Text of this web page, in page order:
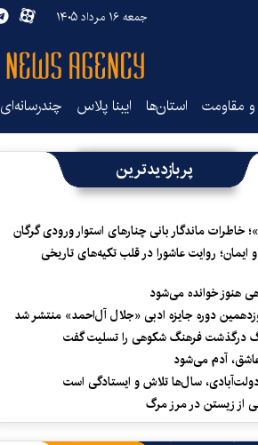
جمعه ۱۶ مرداد ۱۴۰۵
مقاومت استان‌ها ایبنا پلاس چندرسانه‌ای
پربازدیدترین
خاطرات ماندگار بانی چنارهای استوار ورودی گرگان
ایمان؛ روایت عاشورا در قلب تکیه‌های تاریخی
هنوز خوانده می‌شود
دوره جایزه ادبی «جلال آل‌احمد» منتشر شد
درگذشت فرهنگ شکوهی را تسلیت گفت
آدم می‌شود
سال‌ها تلاش و ایستادگی است
از زیستن در مرز مرگ